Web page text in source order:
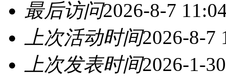
最后访问2026-8-7
上次活动时间2026-8-7
上次发表时间2026-1-